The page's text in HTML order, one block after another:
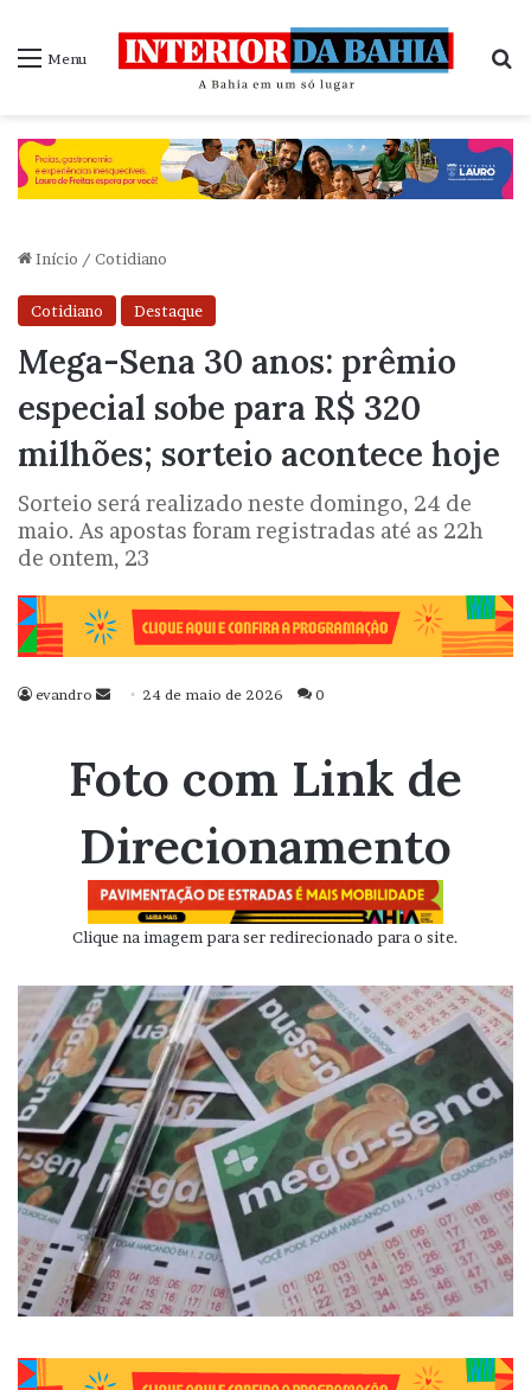
Menu
Início / Cotidiano
Cotidiano Destaque
Mega-Sena 30 anos: prêmio
especial sobe para R$ 320
milhões; sorteio acontece hoje
Sorteio será realizado neste domingo, 24 de
maio. As apostas foram registradas até as 22h
de ontem, 23
evandro
Mande
mail
24 de maio de 2026 0
Foto com Link de
Direcionamento
Clique na imagem para ser redirecionado para o site.